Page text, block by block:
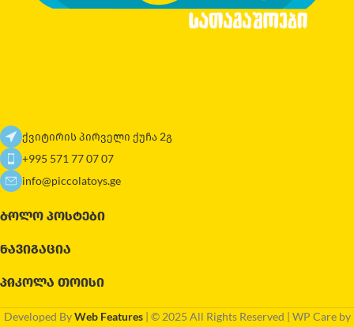
ქვიტირის პირველი ქუჩა 2გ
+995 571 77 07 07
info@piccolatoys.ge
ᲑᲝᲚᲝ ᲞᲝᲡᲢᲔᲑᲘ
ᲜᲐᲕᲘᲒᲐᲪᲘᲐ
ᲞᲘᲙᲝᲚᲐ ᲗᲝᲘᲡᲘ
Developed ByWeb Features | © 2025 All Rights Reserved | WP Care by